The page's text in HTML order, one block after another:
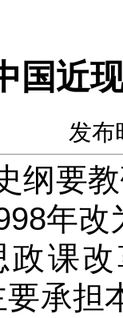
国近
发
纲要
年
政课
要承